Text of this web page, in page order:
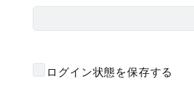
ログイン状態を保存する